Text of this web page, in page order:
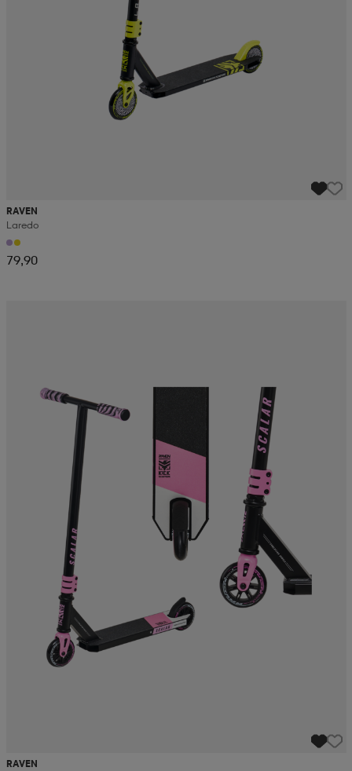
RAVEN
Laredo
79,90
RAVEN